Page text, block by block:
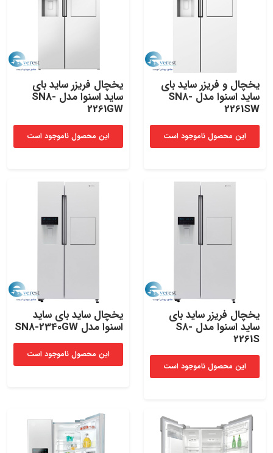
یخچال و فریزر ساید بای
ساید اسنوا مدل SN8-
2261SW
این محصول ناموجود است
یخچال فریزر ساید بای
ساید اسنوا مدل SN8-
2261GW
این محصول ناموجود است
یخچال فریزر ساید بای
ساید اسنوا مدل S8-
2261S
این محصول ناموجود است
یخچال ساید بای ساید
اسنوا مدل SN8-2340GW
این محصول ناموجود است